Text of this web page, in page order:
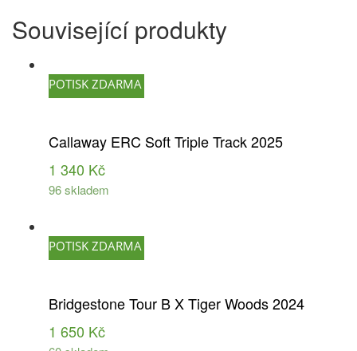
Související produkty
POTISK ZDARMA
Callaway ERC Soft Triple Track 2025
1 340 Kč
96 skladem
POTISK ZDARMA
Bridgestone Tour B X Tiger Woods 2024
1 650 Kč